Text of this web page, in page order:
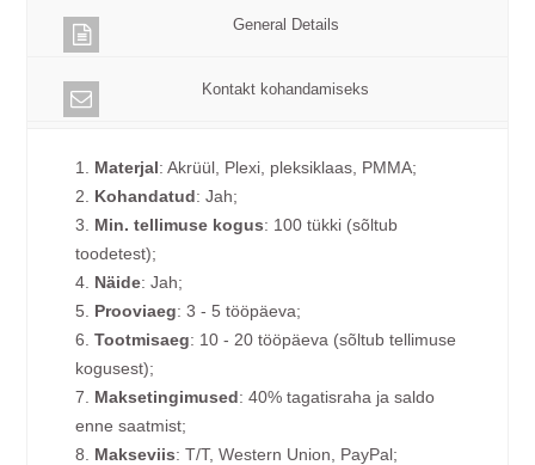
General Details
Kontakt kohandamiseks
1. Materjal: Akrüül, Plexi, pleksiklaas, PMMA;
2. Kohandatud: Jah;
3. Min. tellimuse kogus: 100 tükki (sõltub
toodetest);
4. Näide: Jah;
5.
Prooviaeg: 3 - 5 tööpäeva;
6.Tootmisaeg: 10 - 20 tööpäeva (sõltub tellimuse
kogusest);
7. Maksetingimused: 40% tagatisraha ja saldo
enne saatmist;
8. Makseviis: T/T, Western Union, PayPal;